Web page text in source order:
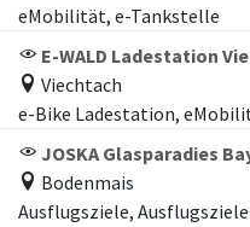
eMobilität, e-Tankstelle
E-WALD Ladestation
Viechtach
e-Bike Ladestation,
JOSKA Glasparadies
Bodenmais
Ausflugsziele,